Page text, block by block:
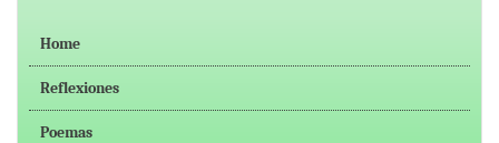
Home
Reflexiones
Poemas